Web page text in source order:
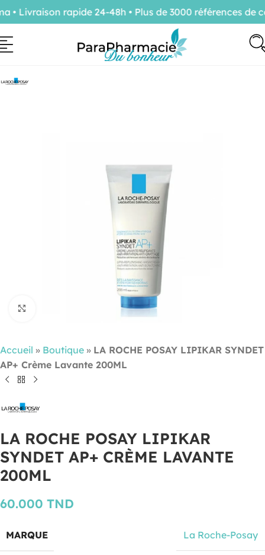
Cliquez pour agrandir
Accueil » Boutique » LA ROCHE POSAY LIPIKAR SYNDET
AP+ Crème Lavante 200ML
LA ROCHE POSAY LIPIKAR
SYNDET AP+ CRÈME LAVANTE
200ML
60.000 TND
MARQUE La Roche-Posay
Livraison rapide 24-48h • Plus de 3000 références de